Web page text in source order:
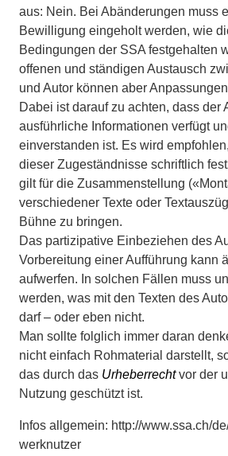
aus: Nein. Bei Abänderungen muss
Bewilligung eingeholt werden, wie
Bedingungen der SSA festgehalten
offenen und ständigen Austausch
und Autor können aber
Dabei ist darauf zu achten, dass der
ausführliche Informationen verfügt
einverstanden ist. Es wird
dieser Zugeständnisse schriftlich
gilt für die Zusammenstellung
verschiedener Texte oder
Bühne zu bringen.
Das partizipative Einbeziehen des
Vorbereitung einer Aufführung kann
aufwerfen. In solchen Fällen muss
werden, was mit den Texten des
darf – oder eben nicht.
Man sollte folglich immer daran
nicht einfach Rohmaterial darstellt,
das durch das Urheberrechtvor der
Nutzung geschützt ist.
Infos allgemein: http://www.ssa.ch/
werknutzer